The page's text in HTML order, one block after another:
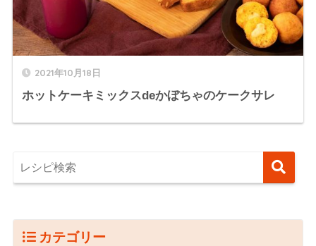
2021年10月18日
ホットケーキミックスdeかぼちゃのケークサレ
カテゴリー